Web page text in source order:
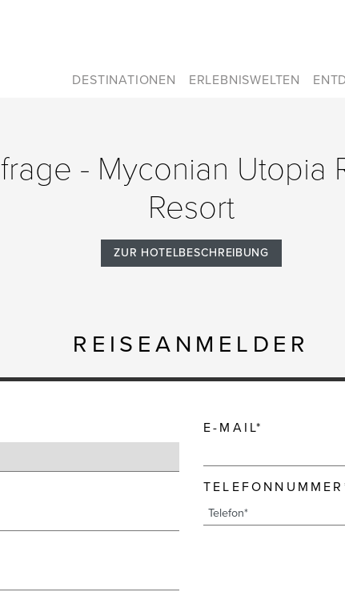
DESTINATIONEN ERLEBNISWELTEN
- Myconian Utopia
Resort
ZUR HOTELBESCHREIBUNG
REISEANMELDER
E-MAIL*